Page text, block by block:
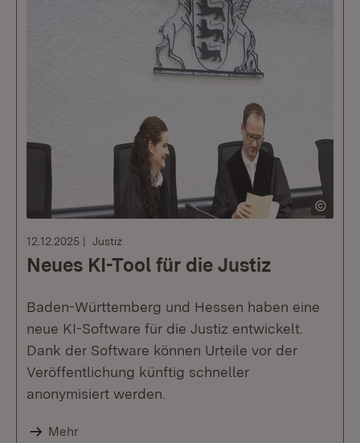
12.12.2025 Justiz
Neues KI-Tool für die Justiz
Baden-Württemberg und Hessen haben eine
neue KI-Software für die Justiz entwickelt.
Dank der Software können Urteile vor der
Veröffentlichung künftig schneller
anonymisiert werden.
Mehr